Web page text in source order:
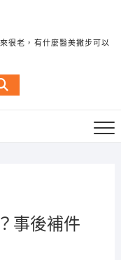
很老，有什麼醫美撇步可以
事後補件